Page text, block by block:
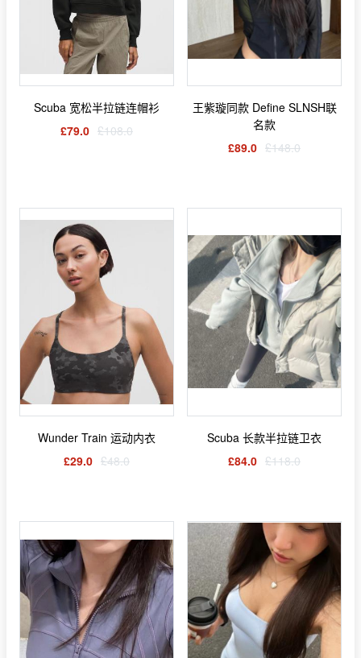
Scuba 宽松半拉链连帽衫
£79.0 £108.0
王紫璇同款 Define SLNSH联
名款
£89.0 £148.0
Wunder Train 运动内衣
£29.0 £48.0
Scuba 长款半拉链卫衣
£84.0 £118.0